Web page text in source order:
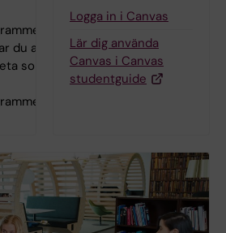
du allt
som
Logga in i Canvas
Lär dig använda
Canvas i Canvas
studentguide